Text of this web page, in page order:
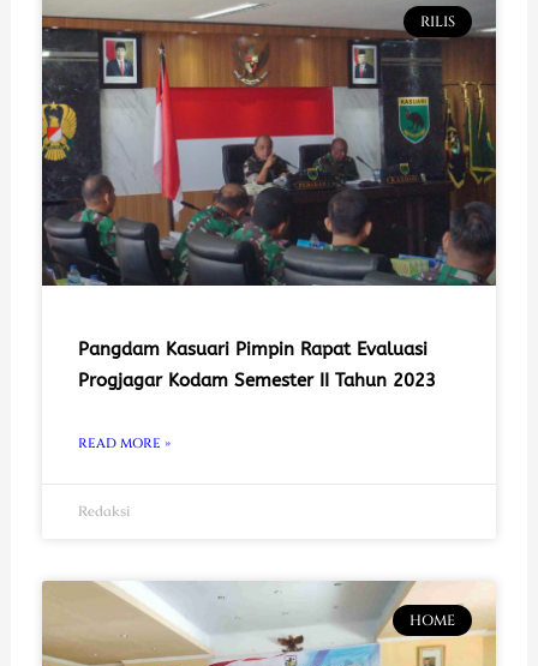
RILIS
Pangdam Kasuari Pimpin Rapat Evaluasi
Progjagar Kodam Semester II Tahun 2023
READ MORE »
Redaksi
HOME